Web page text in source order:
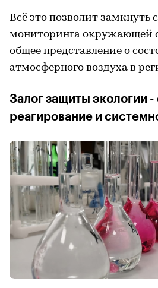
Всё это позволит замкнуть
мониторинга окружающей
общее представление о
атмосферного воздуха в
Залог защиты экологии
реагирование и